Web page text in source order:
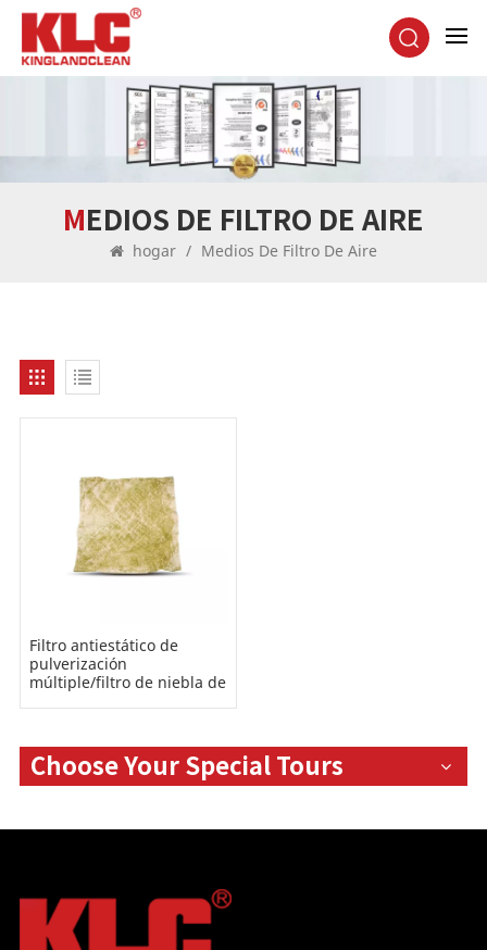
MEDIOS DE FILTRO DE AIRE
hogar / Medios De Filtro De Aire
Filtro antiestático de
pulverización
múltiple/filtro de niebla de
Choose Your Special Tours